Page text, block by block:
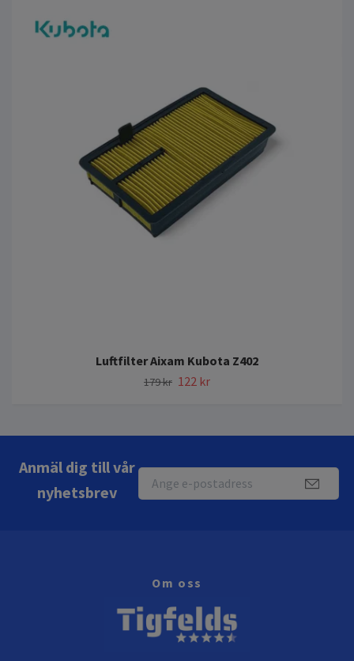
Luftfilter Aixam Kubota Z402
179 kr 122 kr
Anmäl dig till vår
nyhetsbrev
Om oss